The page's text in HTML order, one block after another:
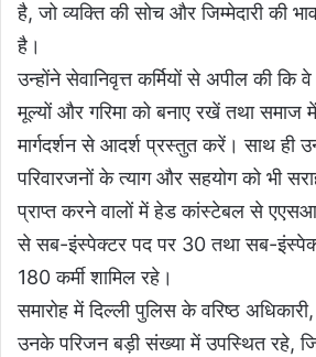
है, जो व्यक्ति की सोच और जिम्मेदारी की
है।
उन्होंने सेवानिवृत्त कर्मियों से अपील की
मूल्यों और गरिमा को बनाए रखें तथा
मार्गदर्शन से आदर्श प्रस्तुत करें। साथ ही
परिवारजनों के त्याग और सहयोग को भी
प्राप्त करने वालों में हेड कांस्टेबल से
से सब-इंस्पेक्टर पद पर 30 तथा सब-
180 कर्मी शामिल रहे।
समारोह में दिल्ली पुलिस के वरिष्ठ अधिकारी,
उनके परिजन बड़ी संख्या में उपस्थित रहे,